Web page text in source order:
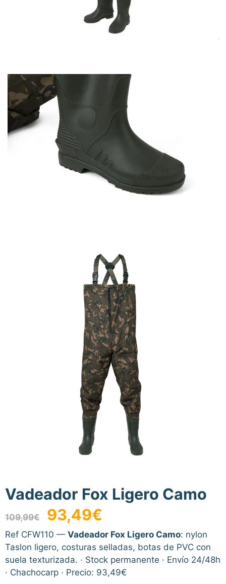
Vadeador Fox Ligero Camo
109,99€
El
precio
original
era:
109,99€.
93,49€
actual
es:
93,49€.
Ref CFW110 — Vadeador Fox Ligero Camo: nylon
Taslon ligero, costuras selladas, botas de PVC con
suela texturizada. · Stock permanente · Envío 24/48h
· Chachocarp · Precio: 93,49€